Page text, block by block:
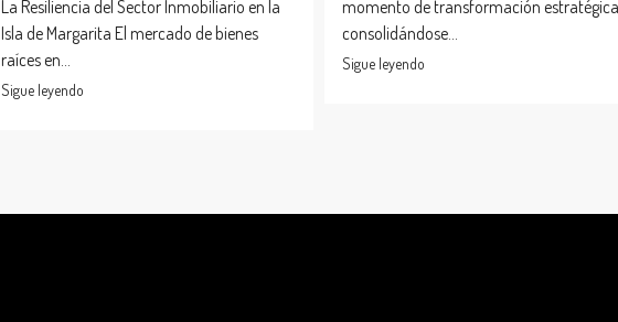
La Resiliencia del Sector Inmobiliario en la
Isla de Margarita El mercado de bienes
raíces en...
Sigue leyendo
momento de transformación
consolidándose...
Sigue leyendo